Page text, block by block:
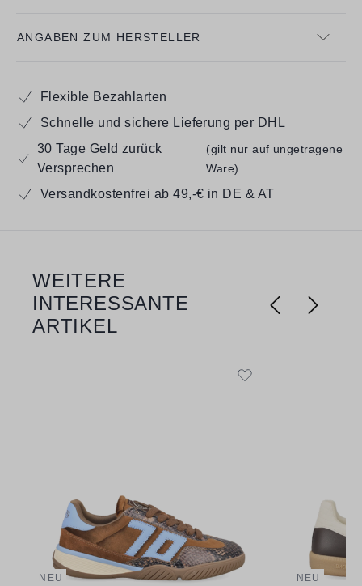
ANGABEN ZUM HERSTELLER
Flexible Bezahlarten
Schnelle und sichere Lieferung per DHL
30 Tage Geld zurück
Versprechen
(gilt nur auf ungetragene
Ware)
Versandkostenfrei ab 49,-€ in DE & AT
Produktgalerie überspringen
WEITERE
INTERESSANTE
ARTIKEL
NEU NEU